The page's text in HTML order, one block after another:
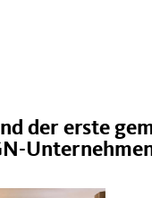
der erste